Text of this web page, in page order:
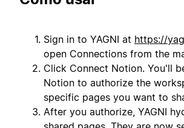
Sign in to YAGNI at https://
open Connections from the
Click Connect Notion. You'll
Notion to authorize the
specific pages you want to
After you authorize, YAGNI